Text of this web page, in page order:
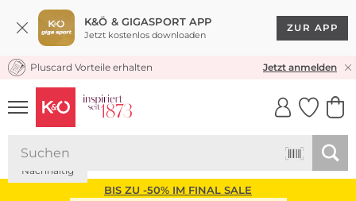
K&Ö & GIGASPORT APP
Jetzt kostenlos downloaden
ZUR APP
KOSTENLOSER VERSAND* & RÜCKVERSAND
Pluscard Vorteile erhalten Jetzt anmelden
UNSERE APP
CLICK &
BIS ZU -50% IM FINAL SALE
Nachhaltig